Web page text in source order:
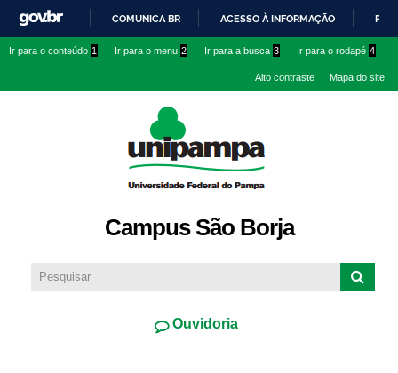
conteúdo
IR
O
COMUNICA BR ACESSO À INFORMAÇÃO
Ir para o conteúdo 1 Ir para o menu 2 Ir para a busca 3 Ir para o rodapé 4
Alto contraste Mapa do site
Campus São Borja
Ouvidoria